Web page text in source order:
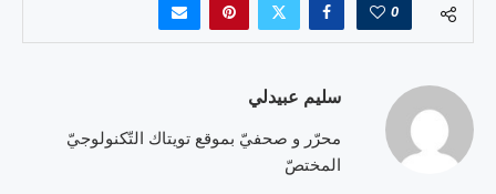
0
سليم عبيدلي
محرّر و صحفيّ بموقع تويتاك التّكنولوجيّ
المختصّ